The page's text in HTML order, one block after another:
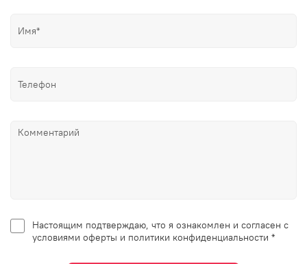
Настоящим подтверждаю, что я ознакомлен и согласен с
условиями оферты и политики конфиденциальности *